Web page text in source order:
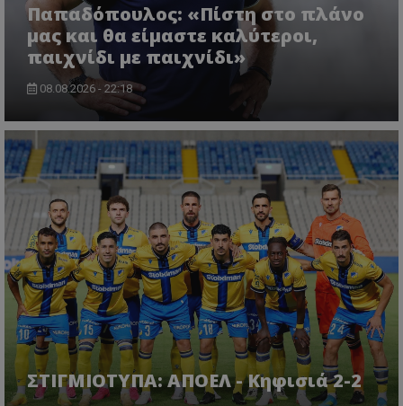
Παπαδόπουλος: «Πίστη στο πλάνο
μας και θα είμαστε καλύτεροι,
παιχνίδι με παιχνίδι»
08.08.2026 - 22:18
ΣΤΙΓΜΙΟΤΥΠΑ: ΑΠΟΕΛ - Κηφισιά 2-2